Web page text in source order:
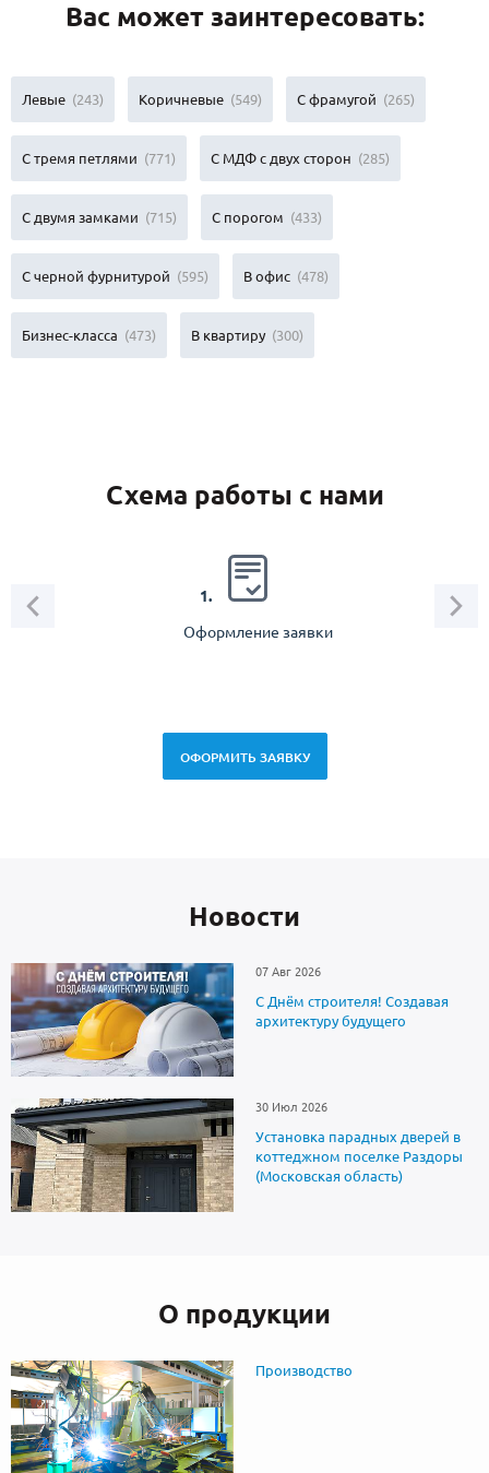
Вас может заинтересовать:
Левые (243) Коричневые (549) С фрамугой (265)
С тремя петлями (771) С МДФ с двух сторон (285)
С двумя замками (715) С порогом (433)
С черной фурнитурой (595) В офис (478)
Бизнес-класса (473) В квартиру (300)
Схема работы с нами
1.
Оформление заявки
ОФОРМИТЬ ЗАЯВКУ
Новоcти
07 Авг 2026
С Днём строителя! Создавая
архитектуру будущего
30 Июл 2026
Установка парадных дверей в
коттеджном поселке Раздоры
(Московская область)
О продукции
Производство